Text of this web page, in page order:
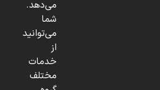
می‌دهد.
شما
می‌توانید
از
خدمات
مختلف